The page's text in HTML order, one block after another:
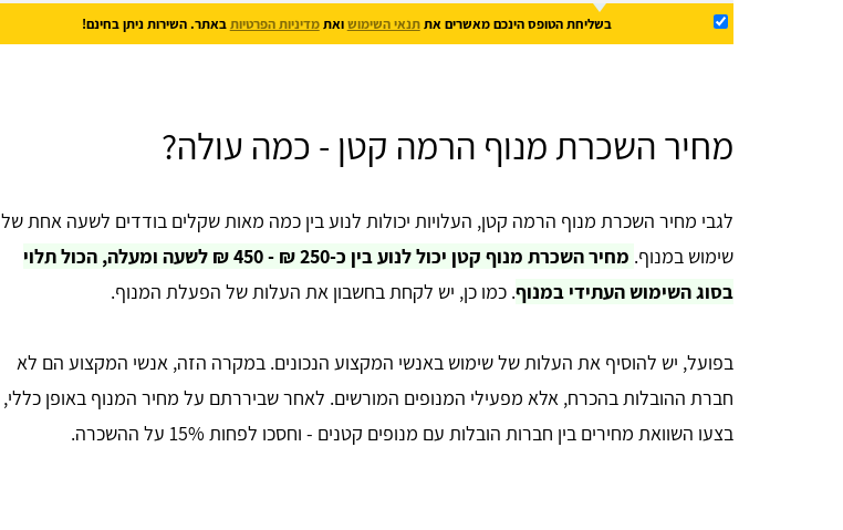
בשליחת הטופס הינכם מאשרים אתתנאי השימושואתמדיניות הפרטיותבאתר. השירות ניתן בחינם!
מחיר השכרת מנוף הרמה קטן - כמה עולה?
לגבי מחיר השכרת מנוף הרמה קטן, העלויות יכולות לנוע בין כמה מאות שקלים בודדים לשעה אחת של
שימוש במנוף.
מחיר השכרת מנוף קטן יכול לנוע בין כ-250 ₪ - 450 ₪ לשעה ומעלה, הכול תלוי
בסוג השימוש העתידי במנוף. כמו כן, יש לקחת בחשבון את העלות של הפעלת המנוף.
בפועל, יש להוסיף את העלות של שימוש באנשי המקצוע הנכונים. במקרה הזה, אנשי המקצוע הם לא
חברת ההובלות בהכרח, אלא מפעילי המנופים המורשים. לאחר שביררתם על מחיר המנוף באופן כללי,
בצעו השוואת מחירים בין חברות הובלות עם מנופים קטנים - וחסכו לפחות 15% על ההשכרה.